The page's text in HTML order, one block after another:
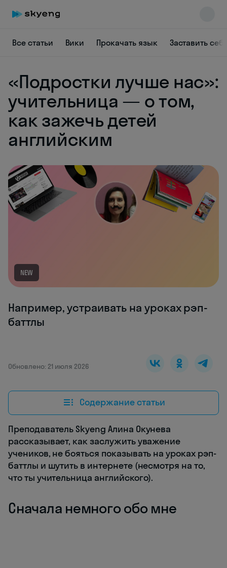
Все статьи Вики Прокачать язык Заставить
«Подростки лучше нас»:
учительница — о том,
как зажечь детей
английским
NEW
Например, устраивать на уроках рэп-
баттлы
Обновлено: 21 июля 2026
Содержание статьи
Преподаватель Skyeng Алина Окунева
рассказывает, как заслужить уважение
учеников, не бояться показывать на уроках рэп-
баттлы и шутить в интернете (несмотря на то,
что ты учительница английского).
Сначала немного обо мне
Skyeng Chat
online